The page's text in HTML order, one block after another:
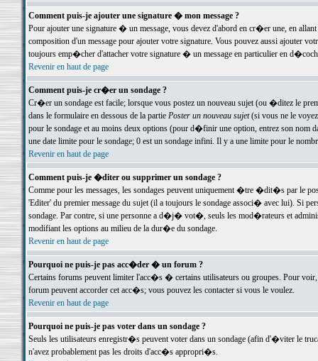
Comment puis-je ajouter une signature � mon message ?
Pour ajouter une signature � un message, vous devez d'abord en cr�er une, en
composition d'un message pour ajouter votre signature. Vous pouvez aussi ajouter
toujours emp�cher d'attacher votre signature � un message en particulier en
Revenir en haut de page
Comment puis-je cr�er un sondage ?
Cr�er un sondage est facile; lorsque vous postez un nouveau sujet (ou �ditez le
dans le formulaire en dessous de la partie Poster un nouveau sujet(si vous ne le voyez
pour le sondage et au moins deux options (pour d�finir une option, entrez son nom
une date limite pour le sondage; 0 est un sondage infini. Il y a une limite pour le
Revenir en haut de page
Comment puis-je �diter ou supprimer un sondage ?
Comme pour les messages, les sondages peuvent uniquement �tre �dit�s par le
'Editer' du premier message du sujet (il a toujours le sondage associ� avec lui). Si
sondage. Par contre, si une personne a d�j� vot�, seuls les mod�rateurs et
modifiant les options au milieu de la dur�e du sondage.
Revenir en haut de page
Pourquoi ne puis-je pas acc�der � un forum ?
Certains forums peuvent limiter l'acc�s � certains utilisateurs ou groupes. Pour
forum peuvent accorder cet acc�s; vous pouvez les contacter si vous le voulez.
Revenir en haut de page
Pourquoi ne puis-je pas voter dans un sondage ?
Seuls les utilisateurs enregistr�s peuvent voter dans un sondage (afin d'�viter le
n'avez probablement pas les droits d'acc�s appropri�s.